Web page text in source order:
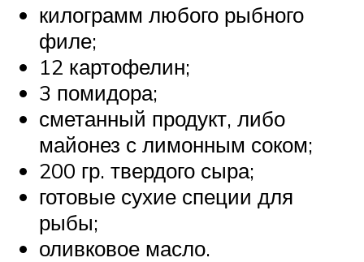
килограмм любого рыбного
филе;
12 картофелин;
3 помидора;
сметанный продукт, либо
майонез с лимонным соком;
200 гр. твердого сыра;
готовые сухие специи для
рыбы;
оливковое масло.